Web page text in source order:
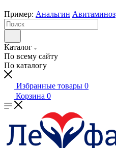
Пример: Анальгин Авитаминоз
Каталог
По всему сайту
По каталогу
Избранные товары 0
Корзина 0